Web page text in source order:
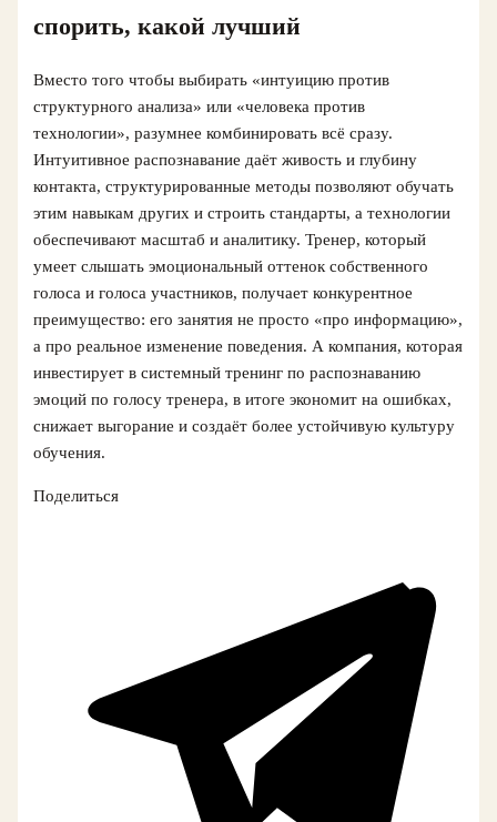
спорить, какой лучший
Вместо того чтобы выбирать «интуицию против
структурного анализа» или «человека против
технологии», разумнее комбинировать всё сразу.
Интуитивное распознавание даёт живость и глубину
контакта, структурированные методы позволяют обучать
этим навыкам других и строить стандарты, а технологии
обеспечивают масштаб и аналитику. Тренер, который
умеет слышать эмоциональный оттенок собственного
голоса и голоса участников, получает конкурентное
преимущество: его занятия не просто «про информацию»,
а про реальное изменение поведения. А компания, которая
инвестирует в системный тренинг по распознаванию
эмоций по голосу тренера, в итоге экономит на ошибках,
снижает выгорание и создаёт более устойчивую культуру
обучения.
Поделиться